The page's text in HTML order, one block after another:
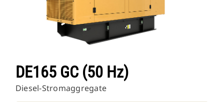
DE165 GC (50 Hz)
Diesel-Stromaggregate